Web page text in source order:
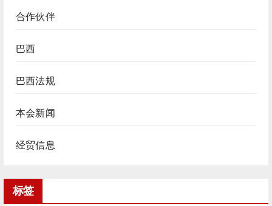
合作伙伴
巴西
巴西法规
本会新闻
经贸信息
标签